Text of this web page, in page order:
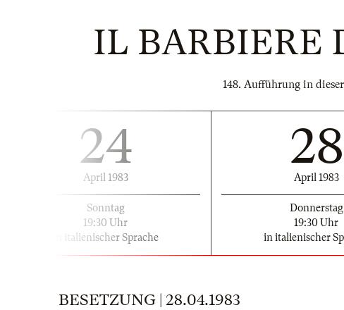
IL BARBIERE
148. Aufführung in
24
April 1983
Sonntag
19:30 Uhr
in italienischer Sprache
28
April 1983
Donnerstag
19:30 Uhr
in italienischer
BESETZUNG | 28.04.1983